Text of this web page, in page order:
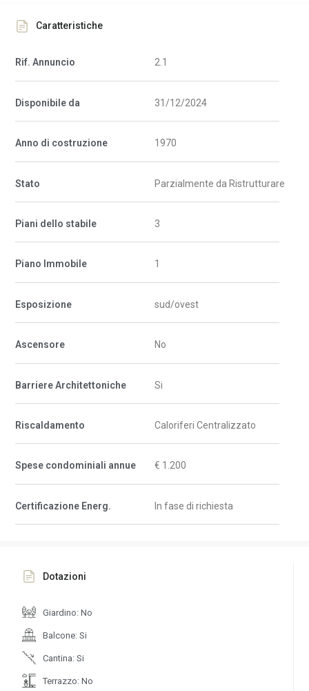
Caratteristiche
Rif. Annuncio 2.1
Disponibile da 31/12/2024
Anno di costruzione 1970
Stato Parzialmente da Ristrutturare
Piani dello stabile 3
Piano Immobile 1
Esposizione sud/ovest
Ascensore No
Barriere Architettoniche Si
Riscaldamento Caloriferi Centralizzato
Spese condominiali annue € 1.200
Certificazione Energ. In fase di richiesta
Dotazioni
Giardino: No
Balcone: Si
Cantina: Si
Terrazzo: No